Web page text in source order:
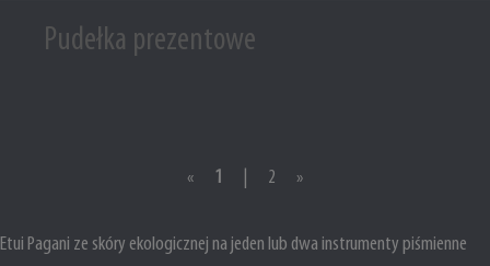
Pudełka prezentowe
« 1 2 »
Etui Pagani ze skóry ekologicznej na jeden lub dwa instrumenty piśmienne